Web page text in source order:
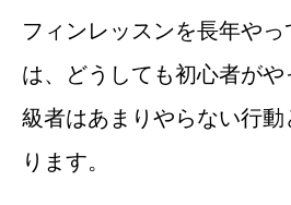
フィンレッスンを長年や
は、どうしても初心者が
級者はあまりやらない行
ります。